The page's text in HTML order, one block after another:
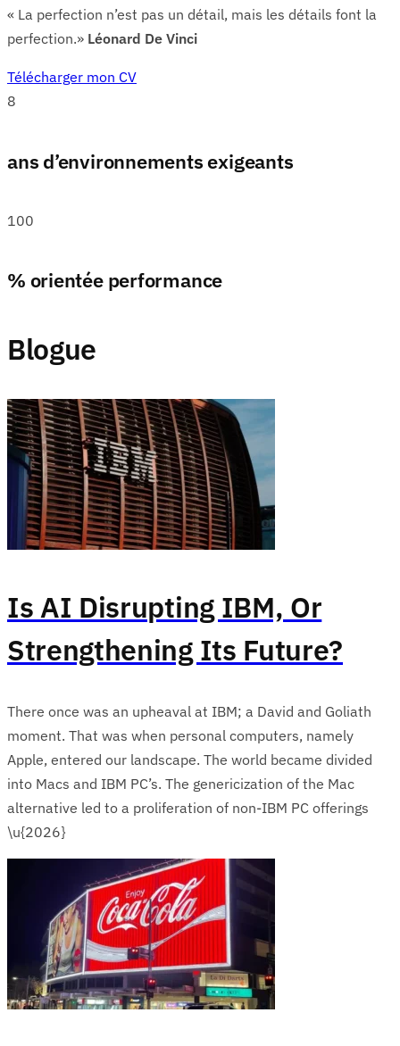
« La perfection n’est pas un détail, mais les détails font la
perfection.» Léonard De Vinci
Télécharger mon CV
8
ans d’environnements exigeants
100
% orientée performance
Blogue
Is AI Disrupting IBM, Or
Strengthening Its Future?
There once was an upheaval at IBM; a David and Goliath
moment. That was when personal computers, namely
Apple, entered our landscape. The world became divided
into Macs and IBM PC’s. The genericization of the Mac
alternative led to a proliferation of non-IBM PC offerings
\u{2026}